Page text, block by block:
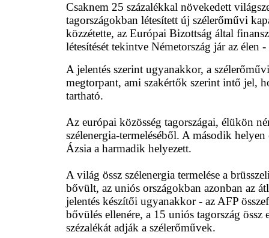
Csaknem 25 százalékkal növekedett
tagországokban létesített új szélerőművi
közzétette, az Európai Bizottság által
létesítését tekintve Németország jár az élen
A jelentés szerint ugyanakkor, a
megtorpant, ami szakértők szerint intő jel,
tartható.
Az európai közösség tagországai, élükön
szélenergia-termeléséből. A második
Ázsia a harmadik helyezett.
A világ össz szélenergia termelése a
bővült, az uniós országokban azonban az
jelentés készítői ugyanakkor - az AFP
bővülés ellenére, a 15 uniós tagország össz
szézalékát adják a szélerőművek.